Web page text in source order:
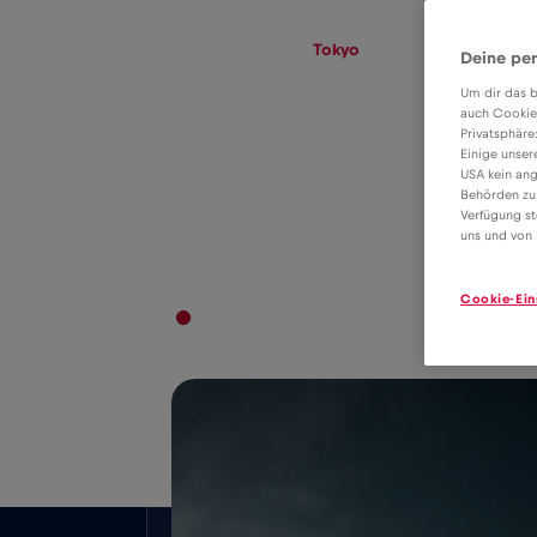
Tokyo
8€
Deine
Um dir das
auch
Einige
USA kein
Behörden
Verfügung
uns und von
Cookie-